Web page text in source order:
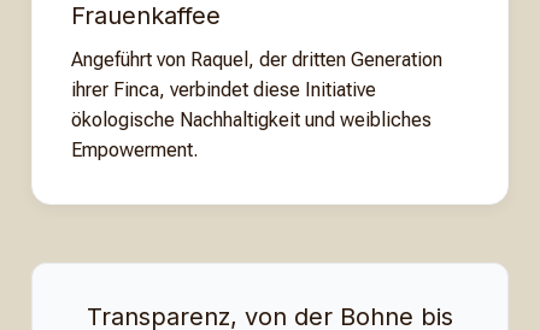
Frauenkaffee
Angeführt von Raquel, der dritten Generation
ihrer Finca, verbindet diese Initiative
ökologische Nachhaltigkeit und weibliches
Empowerment.
Transparenz, von der Bohne bis